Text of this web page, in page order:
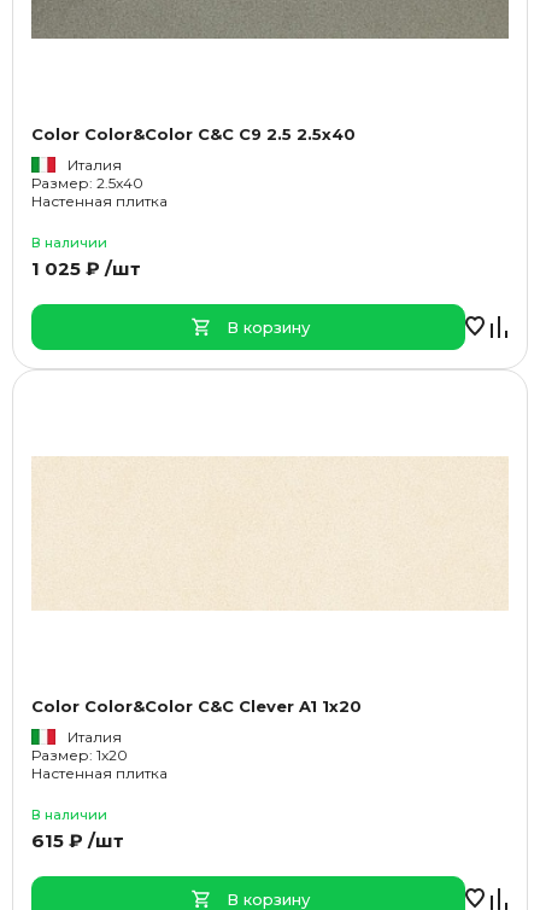
Color Color&Color C&C C9 2.5 2.5x40
Италия
Размер: 2.5x40
Настенная плитка
В наличии
1 025 ₽ /шт
В корзину
Color Color&Color C&C Clever A1 1x20
Италия
Размер: 1x20
Настенная плитка
В наличии
615 ₽ /шт
В корзину